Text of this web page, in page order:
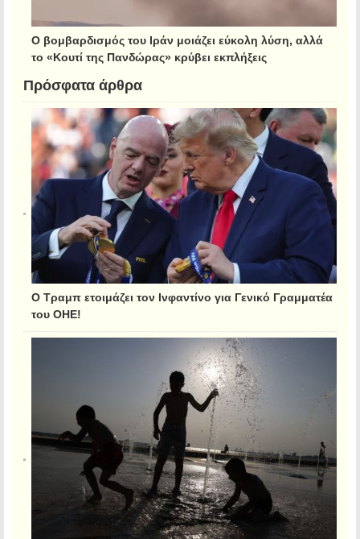
Ο βομβαρδισμός του Ιράν μοιάζει εύκολη λύση, αλλά
το «Κουτί της Πανδώρας» κρύβει εκπλήξεις
Πρόσφατα άρθρα
Ο Τραμπ ετοιμάζει τον Ινφαντίνο για Γενικό Γραμματέα
του ΟΗΕ!